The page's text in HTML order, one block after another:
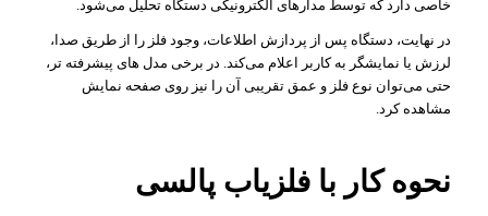
خاصی دارد که توسط مدارهای الکترونیکی دستگاه تحلیل می‌شود.
در نهایت، دستگاه پس از پردازش اطلاعات، وجود فلز را از طریق صدا،
لرزش یا نمایشگر به کاربر اعلام می‌کند. در برخی مدل‌ های پیشرفته‌ تر،
حتی می‌توان نوع فلز و عمق تقریبی آن را نیز روی صفحه نمایش
مشاهده کرد.
نحوه کار با فلزیاب پالسی